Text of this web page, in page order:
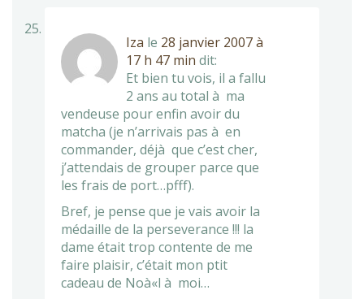
Iza le 28 janvier 2007 à
17 h 47 min dit:
Et bien tu vois, il a fallu
2 ans au total à ma
vendeuse pour enfin avoir du
matcha (je n’arrivais pas à en
commander, déjà que c’est cher,
j’attendais de grouper parce que
les frais de port…pfff).
Bref, je pense que je vais avoir la
médaille de la perseverance !!! la
dame était trop contente de me
faire plaisir, c’était mon ptit
cadeau de Noà«l à moi…